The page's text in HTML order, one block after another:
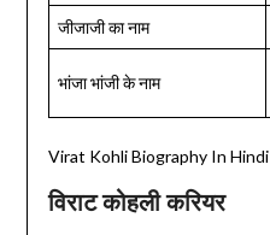
जीजाजी का नाम
भांजा भांजी के नाम
Virat Kohli Biography In Hindi
विराट कोहली करियर